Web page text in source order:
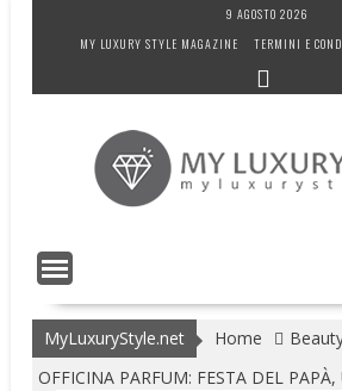
9 AGOSTO 2026
MY LUXURY STYLE MAGAZINE
TERMINI E
MyLuxuryStyle.net Home
OFFICINA PARFUM: FESTA DEL PAPÀ,